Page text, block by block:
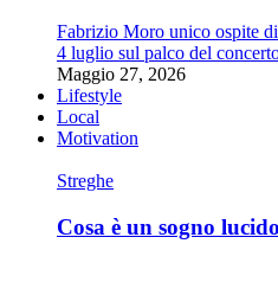
Fabrizio Moro unico ospite
4 luglio sul palco del
Maggio 27, 2026
Lifestyle
Local
Motivation
Streghe
Cosa è un sogno